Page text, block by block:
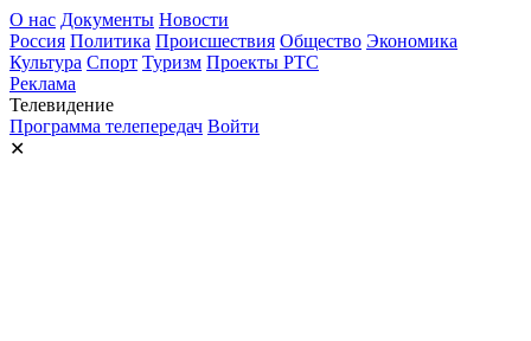
О нас Документы Новости
Россия Политика Происшествия Общество Экономика
Культура Спорт Туризм Проекты РТС
Реклама
Телевидение
Программа телепередач Войти
✕